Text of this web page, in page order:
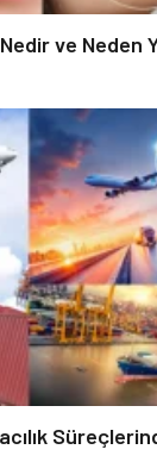
ve Neden